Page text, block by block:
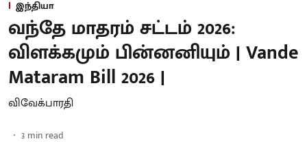
இந்தியா
வந்தே மாதரம் சட்டம் 2026:
விளக்கமும் பின்னனியும் | Vande
Mataram Bill 2026 |
விவேக்பாரதி
3 min read